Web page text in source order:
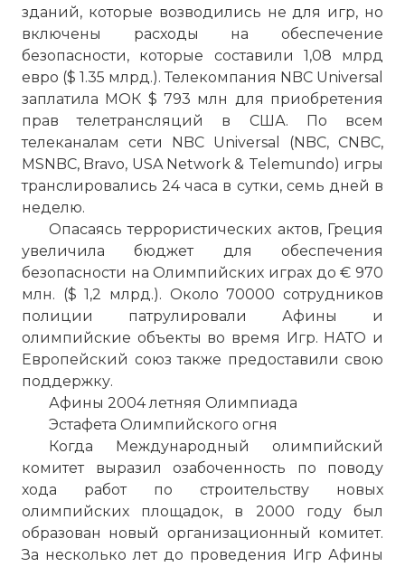
зданий, которые возводились не для игр, но
включены расходы на обеспечение
безопасности, которые составили 1,08 млрд
евро ($ 1.35 млрд.). Телекомпания NBC Universal
заплатила МОК $ 793 млн для приобретения
прав телетрансляций в США. По всем
телеканалам сети NBC Universal (NBC, CNBC,
MSNBC, Bravo, USA Network & Telemundo) игры
транслировались 24 часа в сутки, семь дней в
неделю.
Опасаясь террористических актов, Греция
увеличила бюджет для обеспечения
безопасности на Олимпийских играх до € 970
млн. ($ 1,2 млрд.). Около 70000 сотрудников
полиции патрулировали Афины и
олимпийские объекты во время Игр. НАТО и
Европейский союз также предоставили свою
поддержку.
Афины 2004 летняя Олимпиада
Эстафета Олимпийского огня
Когда Международный олимпийский
комитет выразил озабоченность по поводу
хода работ по строительству новых
олимпийских площадок, в 2000 году был
образован новый организационный комитет.
За несколько лет до проведения Игр Афины